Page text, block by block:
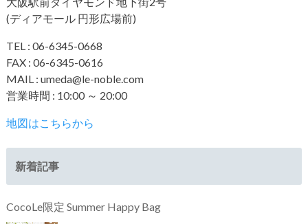
(ディアモール 円形広場前)
TEL : 06-6345-0668
FAX : 06-6345-0616
MAIL : umeda@le-noble.com
営業時間 : 10:00 ～ 20:00
地図はこちらから
新着記事
CocoLe限定 Summer Happy Bag